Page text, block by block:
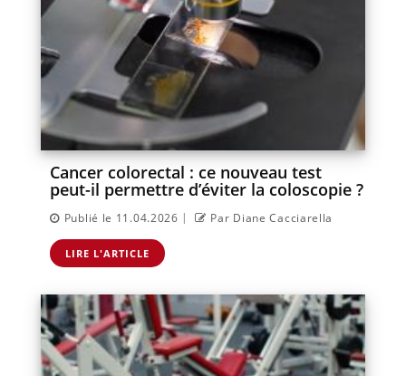
Cancer colorectal : ce nouveau test
peut-il permettre d’éviter la coloscopie ?
Publié le 11.04.2026 | Par Diane Cacciarella
LIRE L'ARTICLE